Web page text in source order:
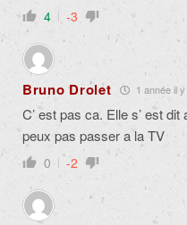
4 -3
Bruno Drolet 1 année il y
C’ est pas ca. Elle s’ est
peux pas passer a la TV
0 -2